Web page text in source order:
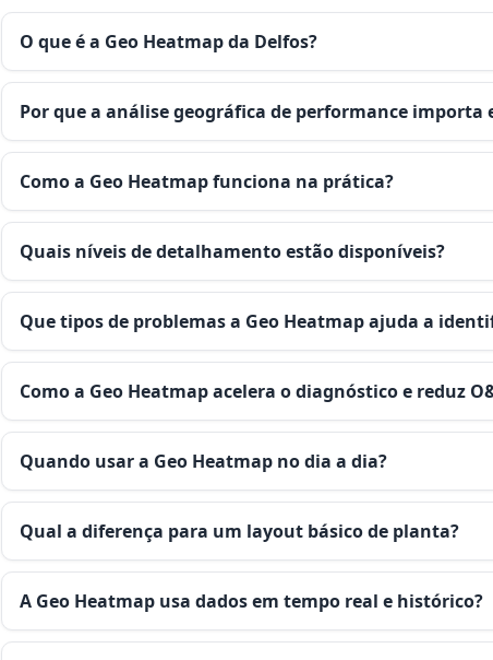
O que é a Geo Heatmap da Delfos?
Por que a análise geográfica de performance importa
Como a Geo Heatmap funciona na prática?
Quais níveis de detalhamento estão disponíveis?
Que tipos de problemas a Geo Heatmap ajuda a
Como a Geo Heatmap acelera o diagnóstico e reduz
Quando usar a Geo Heatmap no dia a dia?
Qual a diferença para um layout básico de planta?
A Geo Heatmap usa dados em tempo real e histórico?